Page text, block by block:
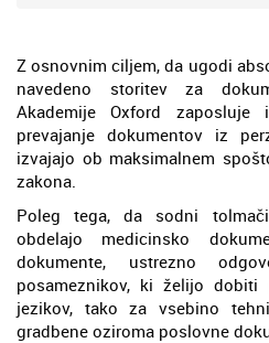
Z osnovnim ciljem, da ugodi
navedeno storitev za
Akademije Oxford zaposluje
prevajanje dokumentov iz
izvajajo ob maksimalnem
zakona.
Poleg tega, da sodni
obdelajo medicinsko
dokumente, ustrezno
posameznikov, ki želijo
jezikov, tako za vsebino
gradbene oziroma poslovne